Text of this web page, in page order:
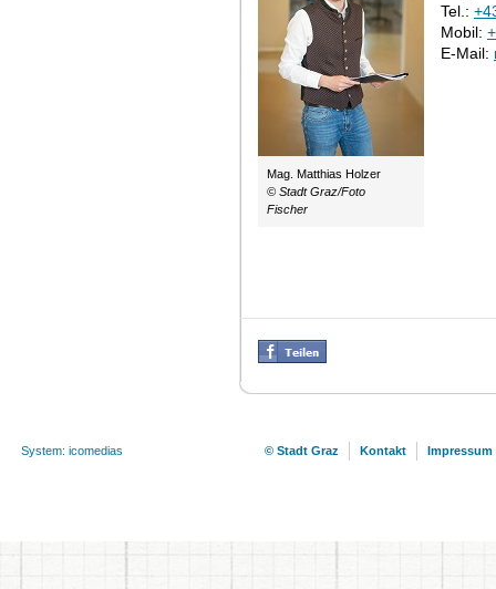
Mag. Matthias Holzer
© Stadt Graz/Foto
Fischer
Tel.:
Mobil:
E-Mail:
System: icomedias © Stadt Graz Kontakt Impressum